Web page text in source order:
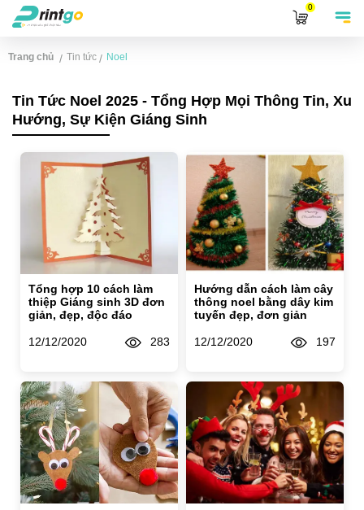
0
Trang chủ / Tin tức / Noel
Tin Tức Noel 2025 - Tổng Hợp Mọi Thông Tin, Xu
Hướng, Sự Kiện Giáng Sinh
Tổng hợp 10 cách làm
thiệp Giáng sinh 3D đơn
giản, đẹp, độc đáo
12/12/2020 283
Hướng dẫn cách làm cây
thông noel bằng dây kim
tuyến đẹp, đơn giản
12/12/2020 197